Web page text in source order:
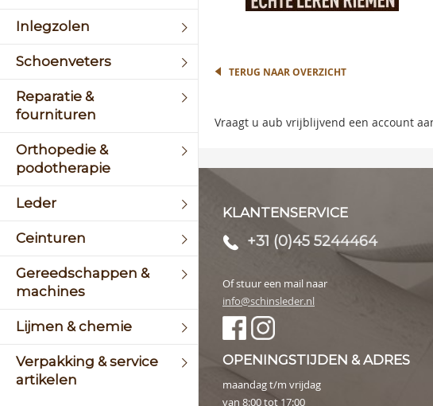
Inlegzolen
Schoenveters
Reparatie &
fournituren
Orthopedie &
podotherapie
Leder
Ceinturen
Gereedschappen &
machines
Lijmen & chemie
Verpakking & service
artikelen
beginning
images
TERUG NAAR OVERZICHT
Vraagt u aub vrijblijvend een account
KLANTENSERVICE
+31 (0)45 5244464
Of stuur een mail naar
info@schinsleder.nl
OPENINGSTIJDEN & ADRES
maandag t/m vrijdag
van 8:00 tot 17:00